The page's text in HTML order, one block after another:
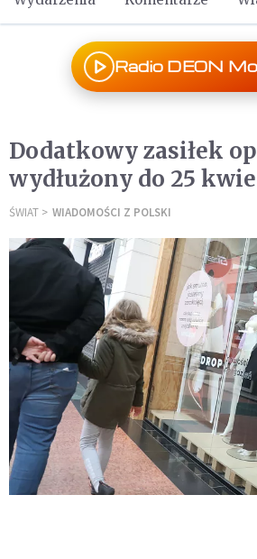
Radio DEON
Dodatkowy zasiłek
wydłużony do 25
ŚWIAT WIADOMOŚCI Z POLSKI